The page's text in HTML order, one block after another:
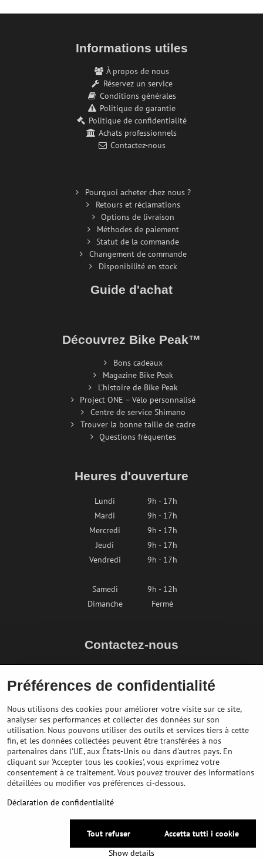
Informations utiles
À propos de nous
Réservez un service
Conditions générales
Politique de garantie
Politique de confidentialité
Achats professionnels
Contactez-nous
Pourquoi acheter chez nous ?
Retours et réclamations
Options de livraison
Méthodes de paiement
Statut de la commande
Changement de commande
Disponibilité en stock
Guide d'achat
Découvrez Bike Peak™
Bons cadeaux
Magazine Bike Peak
L'histoire de Bike Peak
Project ONE – Vélo personnalisé
Centre de service Shimano
Trouver la bonne taille de cadre
Questions fréquentes
Heures d'ouverture
Lundi
9h - 17h
Mardi
9h - 17h
Mercredi
9h - 17h
Jeudi
9h - 17h
Vendredi
9h - 17h
Samedi
9h - 12h
Dimanche
Fermé
Contactez-nous
+436764858804
©2026Copyright
Préférences en matière de confidentialité
Website created with:BiznisWeb.sk
Préférences de confidentialité
Nous utilisons des cookies pour améliorer votre visite sur ce site,
analyser ses performances et collecter des données sur son
utilisation. Nous pouvons utiliser des outils et services tiers à cette
fin, et les données collectées peuvent être transférées à nos
partenaires dans l'UE, aux États-Unis ou dans d'autres pays. En
cliquant sur 'Accepter tous les cookies', vous exprimez votre
consentement à ce traitement. Vous pouvez trouver des informations
détaillées ou modifier vos préférences ci-dessous.
Déclaration de confidentialité
Show details
Accetta tutti i cookie
Tout refuser